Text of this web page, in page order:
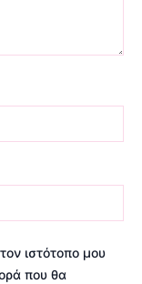
ιστότοπο μου
που θα